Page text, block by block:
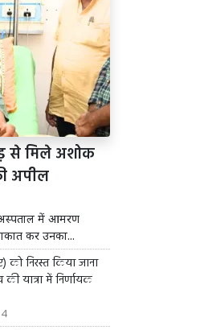
से मिले अशोक
अपील
में आमरण
कर उनका...
निरस्त किया जाना
यात्रा में निर्णायक